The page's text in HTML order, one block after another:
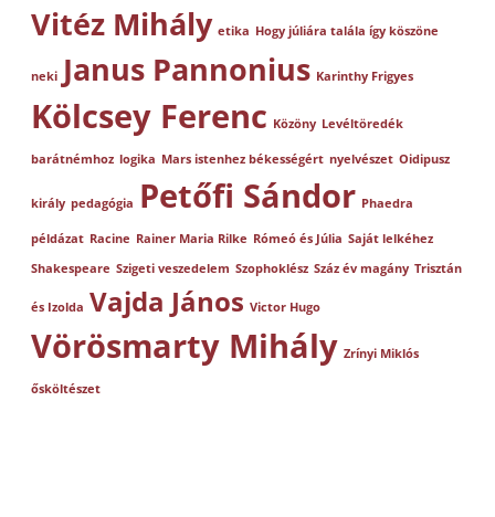
Vitéz Mihály etika Hogy júliára talála így köszöne
neki Janus Pannonius Karinthy Frigyes
Kölcsey Ferenc Közöny Levéltöredék
barátnémhoz logika Mars istenhez békességért nyelvészet Oidipusz
király pedagógia Petőfi Sándor Phaedra
példázat Racine Rainer Maria Rilke Rómeó és Júlia Saját lelkéhez
Shakespeare Szigeti veszedelem Szophoklész Száz év magány Trisztán
és Izolda Vajda János Victor Hugo
Vörösmarty Mihály Zrínyi Miklós
ősköltészet